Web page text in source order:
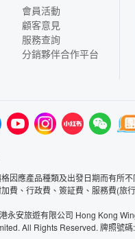
會員活動
顧客意見
服務查詢
分銷夥伴合作平台
因應產品種類及出發日期而有所
費、行政費、簽証費、服務費(旅
永安旅遊有限公司 Hong Kong
All Rights Reserved. 牌照號